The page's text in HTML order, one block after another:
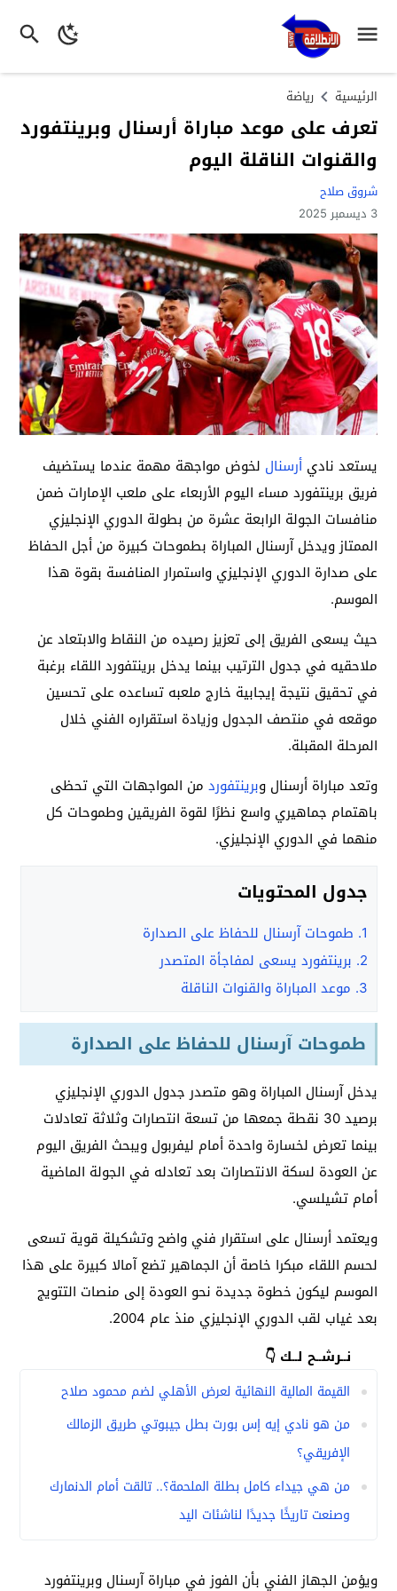
الرئيسية رياضة
تعرف على موعد مباراة أرسنال وبرينتفورد
والقنوات الناقلة اليوم
شروق صلاح
3 ديسمبر 2025
يستعد ناديأرسنال لخوض مواجهة مهمة عندما يستضيف
فريق برينتفورد مساء اليوم الأربعاء على ملعب الإمارات ضمن
منافسات الجولة الرابعة عشرة من بطولة الدوري الإنجليزي
الممتاز ويدخل آرسنال المباراة بطموحات كبيرة من أجل الحفاظ
على صدارة الدوري الإنجليزي واستمرار المنافسة بقوة هذا
الموسم.
حيث يسعى الفريق إلى تعزيز رصيده من النقاط والابتعاد عن
ملاحقيه في جدول الترتيب بينما يدخل برينتفورد اللقاء برغبة
في تحقيق نتيجة إيجابية خارج ملعبه تساعده على تحسين
موقعه في منتصف الجدول وزيادة استقراره الفني خلال
المرحلة المقبلة.
وتعد مباراة أرسنال وبرينتفورد من المواجهات التي تحظى
باهتمام جماهيري واسع نظرًا لقوة الفريقين وطموحات كل
منهما في الدوري الإنجليزي.
جدول المحتويات
1. طموحات آرسنال للحفاظ على الصدارة
2. برينتفورد يسعى لمفاجأة المتصدر
3. موعد المباراة والقنوات الناقلة
طموحات آرسنال للحفاظ على الصدارة
يدخل آرسنال المباراة وهو متصدر جدول الدوري الإنجليزي
برصيد 30 نقطة جمعها من تسعة انتصارات وثلاثة تعادلات
بينما تعرض لخسارة واحدة أمام ليفربول ويبحث الفريق اليوم
عن العودة لسكة الانتصارات بعد تعادله في الجولة الماضية
أمام تشيلسي.
ويعتمد أرسنال على استقرار فني واضح وتشكيلة قوية تسعى
لحسم اللقاء مبكرا خاصة أن الجماهير تضع آمالا كبيرة على هذا
الموسم ليكون خطوة جديدة نحو العودة إلى منصات التتويج
بعد غياب لقب الدوري الإنجليزي منذ عام 2004.
نــرشــح لــك 👇
القيمة المالية النهائية لعرض الأهلي لضم محمود صلاح
من هو نادي إيه إس بورت بطل جيبوتي طريق الزمالك
الإفريقي؟
من هي جيداء كامل بطلة الملحمة؟.. تالقت أمام الدنمارك
وصنعت تاريخًا جديدًا لناشئات اليد
ويؤمن الجهاز الفني بأن الفوز في مباراة آرسنال وبرينتفورد